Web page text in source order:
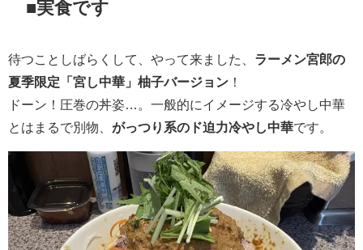
■実食です
待つことしばらくして、やって来ました、 ラーメン宮郎の
夏季限定「宮し中華」柚子バージョン ！
ドーン！圧巻の丼姿…。一般的にイメージする冷やし中華
とはまるで別物、 がっつり系のド迫力冷やし中華です。